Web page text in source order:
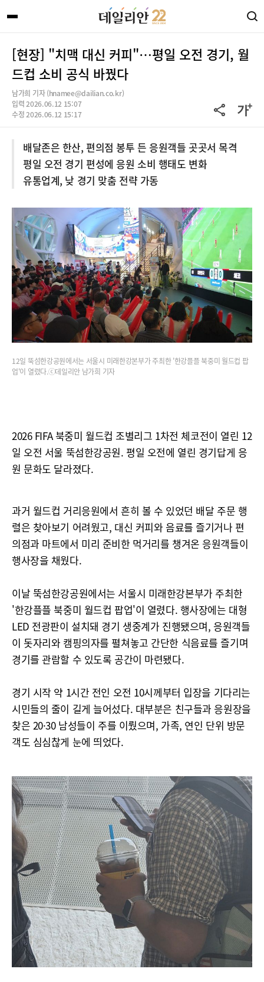
[현장] "치맥 대신 커피"…평일 오전 경기, 월
드컵 소비 공식 바꿨다
남가희 기자 (hnamee@dailian.co.kr)
입력 2026.06.12 15:07
수정 2026.06.12 15:17
배달존은 한산, 편의점 봉투 든 응원객들 곳곳서 목격
평일 오전 경기 편성에 응원 소비 행태도 변화
유통업계, 낮 경기 맞춤 전략 가동
12일 뚝섬한강공원에서는 서울시 미래한강본부가 주최한 '한강플플 북중미 월드컵 팝
업'이 열렸다.ⓒ데일리안 남가희 기자
2026 FIFA 북중미 월드컵 조별리그 1차전 체코전이 열린 12
일 오전 서울 뚝섬한강공원. 평일 오전에 열린 경기답게 응
원 문화도 달라졌다.
과거 월드컵 거리응원에서 흔히 볼 수 있었던 배달 주문 행
렬은 찾아보기 어려웠고, 대신 커피와 음료를 즐기거나 편
의점과 마트에서 미리 준비한 먹거리를 챙겨온 응원객들이
행사장을 채웠다.
이날 뚝섬한강공원에서는 서울시 미래한강본부가 주최한
'한강플플 북중미 월드컵 팝업'이 열렸다. 행사장에는 대형
LED 전광판이 설치돼 경기 생중계가 진행됐으며, 응원객들
이 돗자리와 캠핑의자를 펼쳐놓고 간단한 식음료를 즐기며
경기를 관람할 수 있도록 공간이 마련됐다.
경기 시작 약 1시간 전인 오전 10시께부터 입장을 기다리는
시민들의 줄이 길게 늘어섰다. 대부분은 친구들과 응원장을
찾은 20·30 남성들이 주를 이뤘으며, 가족, 연인 단위 방문
객도 심심찮게 눈에 띄었다.